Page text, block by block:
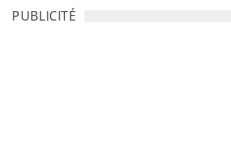
PUBLICITÉ